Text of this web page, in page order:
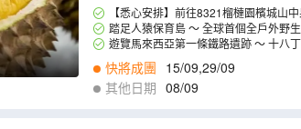
【悉心安排】前往8321榴槤園檳城山
皮、紅蝦、葫蘆、貓山王、黑刺等及品嚐
踏足人猿保育島 ～ 全球首個全戶外野
觸。遊覽馬來西亞第一條鐵路遺跡 ～ 十八
衰史。
快將成團 15/09,29/09
其他日期 08/09